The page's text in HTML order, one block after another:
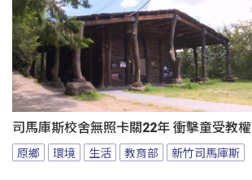
司馬庫斯校舍無照卡關22年 衝擊童受教權
原鄉 環境 生活 教育部 新竹司馬庫斯